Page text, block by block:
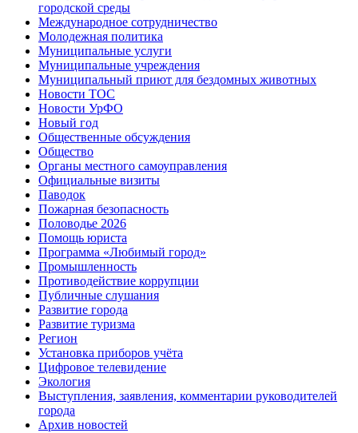
городской среды
Международное сотрудничество
Молодежная политика
Муниципальные услуги
Муниципальные учреждения
Муниципальный приют для бездомных животных
Новости ТОС
Новости УрФО
Новый год
Общественные обсуждения
Общество
Органы местного самоуправления
Официальные визиты
Паводок
Пожарная безопасность
Половодье 2026
Помощь юриста
Программа «Любимый город»
Промышленность
Противодействие коррупции
Публичные слушания
Развитие города
Развитие туризма
Регион
Установка приборов учёта
Цифровое телевидение
Экология
Выступления, заявления, комментарии руководителей
города
Архив новостей